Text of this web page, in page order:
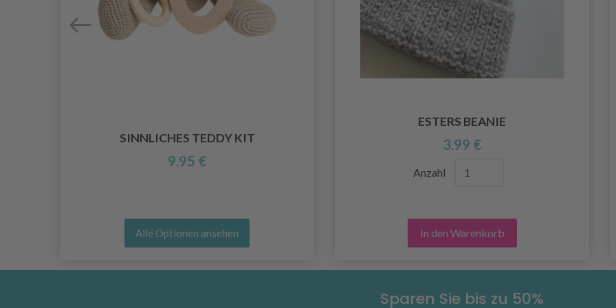
SINNLICHES TEDDY KIT
9.95 €
Alle Optionen ansehen
ESTERS BEANIE
3.99 €
Anzahl
In den Warenkorb
Sparen Sie bis zu 50%